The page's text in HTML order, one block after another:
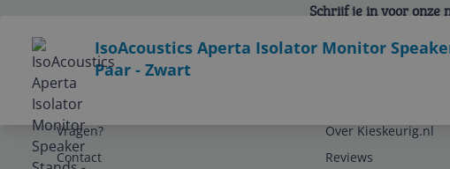
IsoAcoustics Aperta Isolator Monitor
Paar - Zwart
Schrijf je in voor onze
Service
Vragen?
Contact
Over Kieskeurig.nl
Reviews